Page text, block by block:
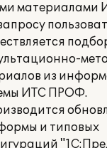
материалами
из
ИТС ПРОФ.
и типовых